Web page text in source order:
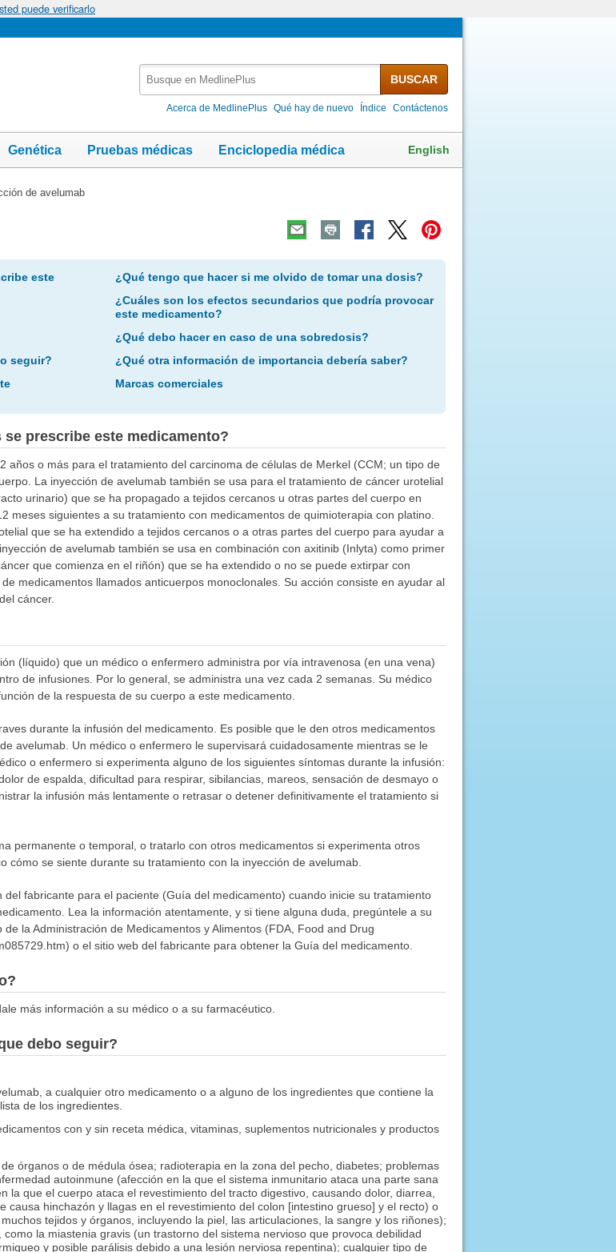
puede verificarlo
MedlinePlus
BUSCAR
Acerca de MedlinePlus Qué hay de nuevo Índice Contáctenos
Genética Pruebas médicas Enciclopedia médica English
de avelumab
este
seguir?
¿Qué tengo que hacer si me olvido de tomar una dosis?
¿Cuáles son los efectos secundarios que podría provocar
este medicamento?
¿Qué debo hacer en caso de una sobredosis?
¿Qué otra información de importancia debería saber?
Marcas comerciales
prescribe este medicamento?
años o más para el tratamiento del carcinoma de células de Merkel (CCM; un tipo de
La inyección de avelumab también se usa para el tratamiento de cáncer urotelial
urinario) que se ha propagado a tejidos cercanos u otras partes del cuerpo en
meses siguientes a su tratamiento con medicamentos de quimioterapia con platino.
que se ha extendido a tejidos cercanos o a otras partes del cuerpo para ayudar a
de avelumab también se usa en combinación con axitinib (Inlyta) como primer
que comienza en el riñón) que se ha extendido o no se puede extirpar con
medicamentos llamados anticuerpos monoclonales. Su acción consiste en ayudar al
cáncer.
(líquido) que un médico o enfermero administra por vía intravenosa (en una vena)
de infusiones. Por lo general, se administra una vez cada 2 semanas. Su médico
de la respuesta de su cuerpo a este medicamento.
durante la infusión del medicamento. Es posible que le den otros medicamentos
avelumab. Un médico o enfermero le supervisará cuidadosamente mientras se le
o enfermero si experimenta alguno de los siguientes síntomas durante la infusión:
de espalda, dificultad para respirar, sibilancias, mareos, sensación de desmayo o
la infusión más lentamente o retrasar o detener definitivamente el tratamiento si
permanente o temporal, o tratarlo con otros medicamentos si experimenta otros
cómo se siente durante su tratamiento con la inyección de avelumab.
fabricante para el paciente (Guía del medicamento) cuando inicie su tratamiento
Lea la información atentamente, y si tiene alguna duda, pregúntele a su
la Administración de Medicamentos y Alimentos (FDA, Food and Drug
o el sitio web del fabricante para obtener la Guía del medicamento.
más información a su médico o a su farmacéutico.
debo seguir?
a cualquier otro medicamento o a alguno de los ingredientes que contiene la
de los ingredientes.
con y sin receta médica, vitaminas, suplementos nutricionales y productos
órganos o de médula ósea; radioterapia en la zona del pecho, diabetes; problemas
autoinmune (afección en la que el sistema inmunitario ataca una parte sana
la que el cuerpo ataca el revestimiento del tracto digestivo, causando dolor, diarrea,
causa hinchazón y llagas en el revestimiento del colon [intestino grueso] y el recto) o
tejidos y órganos, incluyendo la piel, las articulaciones, la sangre y los riñones);
la miastenia gravis (un trastorno del sistema nervioso que provoca debilidad
y posible parálisis debido a una lesión nerviosa repentina); cualquier tipo de